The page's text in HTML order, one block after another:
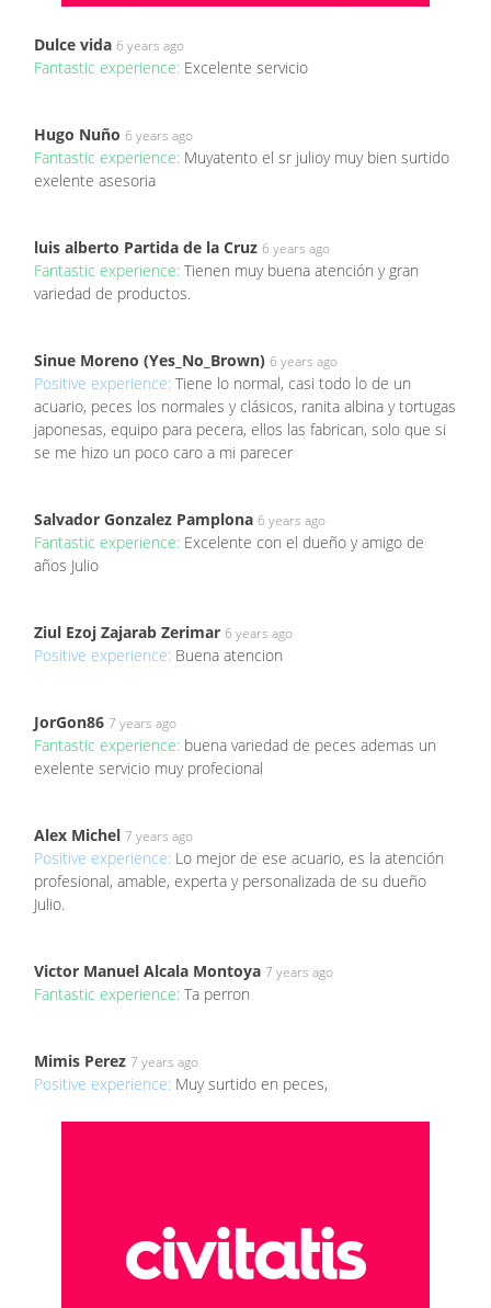
Dulce vida 6 years ago
Fantastic experience: Excelente servicio
Hugo Nuño 6 years ago
Fantastic experience: Muyatento el sr julioy muy bien surtido
exelente asesoria
luis alberto Partida de la Cruz 6 years ago
Fantastic experience: Tienen muy buena atención y gran
variedad de productos.
Sinue Moreno (Yes_No_Brown) 6 years ago
Positive experience: Tiene lo normal, casi todo lo de un
acuario, peces los normales y clásicos, ranita albina y tortugas
japonesas, equipo para pecera, ellos las fabrican, solo que si
se me hizo un poco caro a mi parecer
Salvador Gonzalez Pamplona 6 years ago
Fantastic experience: Excelente con el dueño y amigo de
años Julio
Ziul Ezoj Zajarab Zerimar 6 years ago
Positive experience: Buena atencion
JorGon86 7 years ago
Fantastic experience: buena variedad de peces ademas un
exelente servicio muy profecional
Alex Michel 7 years ago
Positive experience: Lo mejor de ese acuario, es la atención
profesional, amable, experta y personalizada de su dueño
Julio.
Victor Manuel Alcala Montoya 7 years ago
Fantastic experience: Ta perron
Mimis Perez 7 years ago
Positive experience: Muy surtido en peces,